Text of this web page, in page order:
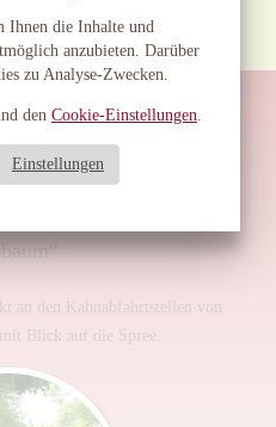
an den Kahnabfahrtstellen von
Blick auf die Spree.
Ihnen die Inhalte und
anzubieten. Darüber
zu Analyse-Zwecken.
den Cookie-Einstellungen.
Einstellungen